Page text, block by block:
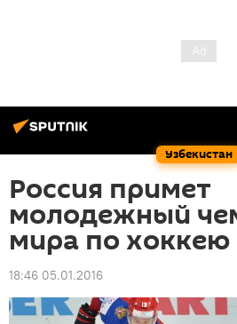
Узбекистан
Россия примет
молодежный
мира по хоккею
18:46 05.01.2016